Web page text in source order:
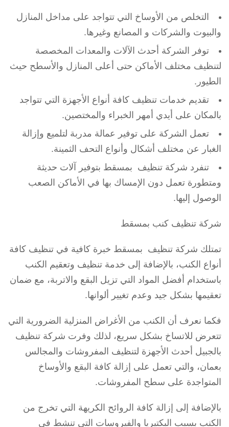
التخلص من الأوساخ التي تتواجد على مداخل المنازل
والبيوت والشركات و المصانع وغيرها.
توفر الشركة أحدث الآلات والمعدات المخصصة
لتنظيف مختلف الأماكن حتى أعلى المنازل والأسطح حيث
الطيور.
تقديم خدمات تنظيف كافة أنواع الأجهزة التي تتواجد
بالمكان على أيدي أمهر الخبراء والمختصين.
تعمل الشركة على توفير عمالة مدربة لتلميع وإزالة
الغبار عن مختلف أشكال وأنواع التحف الثمينة.
تنفرد شركة تنظيف بمسقط بتوفير آلات حديثة
ومتطورة تعمل دون الإمساك بها في الأماكن الصعب
الوصول إليها.
شركة تنظيف كنب بمسقط
تمتلك شركة تنظيف بمسقط خبرة كافية في تنظيف كافة
أنواع الكنب، بالإضافة إلى خدمة تنظيف وتعقيم الكنب
باستخدام أفضل المواد التي تزيل البقع والاتربة، مع ضمان
تعقيمها بشكل جيد وعدم تغيير ألوانها.
فكما نعرف أن الكنب من الأغراض المنزلية الضرورية التي
تتعرض للاتساخ بشكل سريع، لذلك وفرت شركة تنظيف
بالجبيل أحدث الأجهزة لتنظيف المفروشات والمجالس
بعمان، والتي تعمل على إزالة كافة البقع والأوساخ
المتواجدة على سطح المفروشات.
بالإضافة إلى إزالة كافة الروائح الكريهة التي تخرج من
الكنب بسبب البكتيريا والفيروسات التي تنشط في